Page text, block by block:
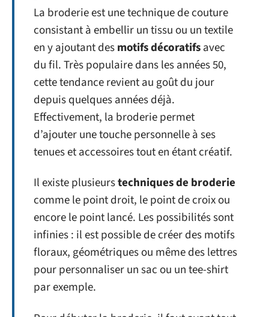
La broderie est une technique de couture
consistant à embellir un tissu ou un textile
en y ajoutant desmotifs décoratifsavec
du fil. Très populaire dans les années 50,
cette tendance revient au goût du jour
depuis quelques années déjà.
Effectivement, la broderie permet
d’ajouter une touche personnelle à ses
tenues et accessoires tout en étant créatif.
Il existe plusieurstechniques de broderie
comme le point droit, le point de croix ou
encore le point lancé. Les possibilités sont
infinies : il est possible de créer des motifs
floraux, géométriques ou même des lettres
pour personnaliser un sac ou un tee-shirt
par exemple.